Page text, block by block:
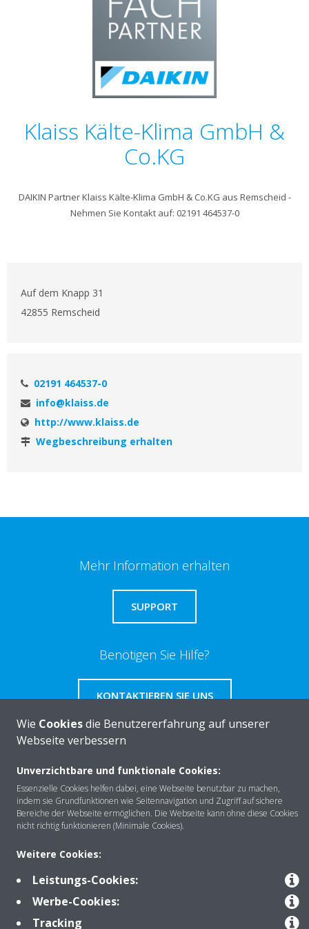
Klaiss Kälte-Klima GmbH &
Co.KG
DAIKIN Partner Klaiss Kälte-Klima GmbH & Co.KG aus Remscheid -
Nehmen Sie Kontakt auf: 02191 464537-0
Auf dem Knapp 31
42855 Remscheid
02191 464537-0
info@klaiss.de
http://www.klaiss.de
Wegbeschreibung erhalten
Mehr Information erhalten
SUPPORT
Benötigen Sie Hilfe?
KONTAKTIEREN SIE UNS
Über DAIKIN
Anwendungsbereiche
Kontakt
Wie Cookiesdie Benutzererfahrung auf unserer
Webseite verbessern
Unverzichtbare und funktionale Cookies:
Essenzielle Cookies helfen dabei, eine Webseite benutzbar zu machen,
indem sie Grundfunktionen wie Seitennavigation und Zugriff auf sichere
Bereiche der Webseite ermöglichen. Die Webseite kann ohne diese Cookies
nicht richtig funktionieren (Minimale Cookies).
Weitere Cookies:
Leistungs-Cookies:
Werbe-Cookies:
Tracking